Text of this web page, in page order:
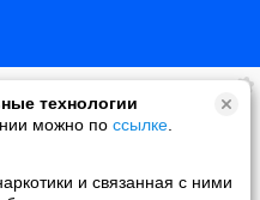
технологии
можно по ссылке
и связанная с ними